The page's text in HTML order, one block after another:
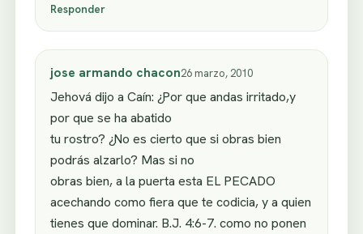
Responder
jose armando chacon26 marzo, 2010
Jehová dijo a Caín: ¿Por que andas irritado,y
por que se ha abatido
tu rostro? ¿No es cierto que si obras bien
podrás alzarlo? Mas si no
obras bien, a la puerta esta EL PECADO
acechando como fiera que te codicia, y a quien
tienes que dominar. B.J. 4:6-7. como no ponen